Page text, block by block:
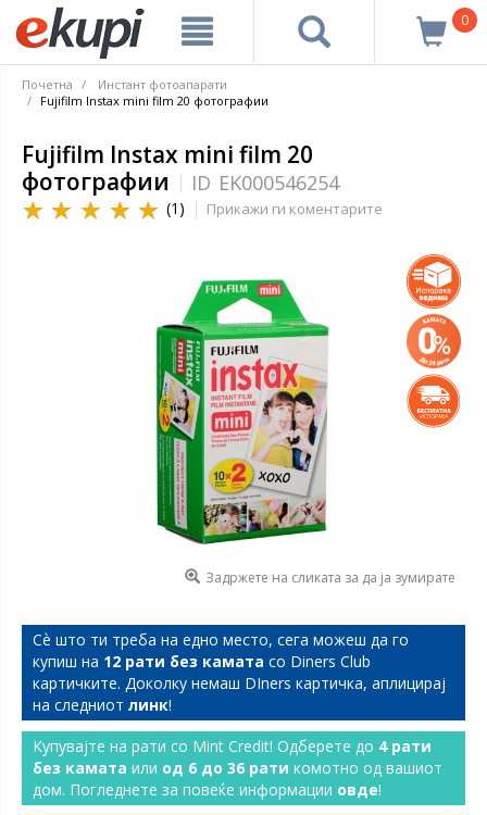
0
Почетна
Инстант фотоапарати
Fujifilm Instax mini film 20 фотографии
Fujifilm Instax mini film 20
фотографии
ID EK000546254
(1) Прикажи ги коментарите
Задржете на сликата за да ја зумирате
Сѐ што ти треба на едно место, сега можеш да го
купиш на 12 рати без камата со Diners Club
картичките. Доколку немаш DIners картичка, аплицирај
на следниот линк!
Купувајте на рати со Mint Credit! Одберете до 4 рати
без камата или од 6 до 36 рати комотно од вашиот
дом. Погледнете за повеќе информации овде!